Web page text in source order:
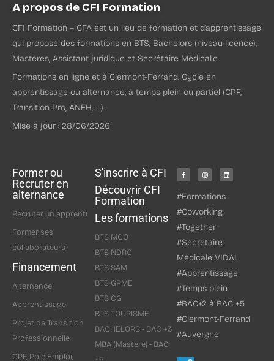
A propos de CFI Formation
CFI Formation – CFA est un lieu de formation et d’apprentissage
qui propose des formations en BTS, Bachelors (niveau licence),
Mastères, Assistant juridique et Secrétaire Médical.e.
Formations en ligne et à Clermont-Ferrand. Cycle en
apprentissage ou alternance, à temps plein ou partiel (CPF,
Transition Pro, ANFH, …).
Mise à jour : 28/06/2026
Former ou
Recruter en
alternance
Recruter un apprenti
Former ses
collaborateurs
Financement
Alternance
Apprentissage
Projet de Transition
Professionnelle
CPF, Pole Emploi,
S'inscrire à CFI
Découvrir CFI
Formation
Les formations
BTS MCO
BTS NDRC
BTS SAM
BTS GPME
BTS CG
BTS TOURISME
BACHELORS - BAC +3
MBA (Mastère) - BAC
#Formations
#Coworking
#Together
#Secretaire
Médicale VIDAL
#Apprentissage
#Temps plein
#BAC+2 à BAC +5
#Clermont-Ferrand
#Auvergne